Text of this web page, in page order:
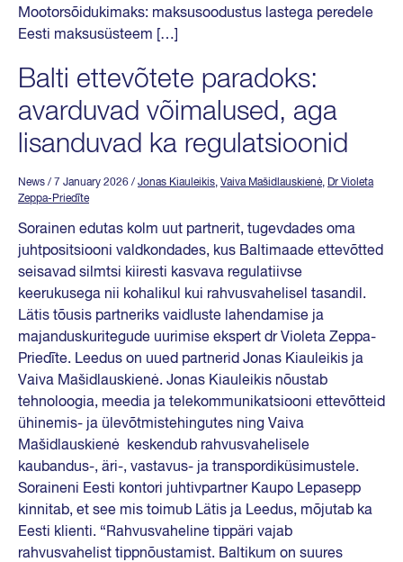
Mootorsõidukimaks: maksusoodustus lastega peredele
Eesti maksusüsteem […]
Balti ettevõtete paradoks:
avarduvad võimalused, aga
lisanduvad ka regulatsioonid
News / 7 January 2026 / Jonas Kiauleikis, Vaiva Mašidlauskienė, Dr Violeta
Zeppa-Priedīte
Sorainen edutas kolm uut partnerit, tugevdades oma
juhtpositsiooni valdkondades, kus Baltimaade ettevõtted
seisavad silmtsi kiiresti kasvava regulatiivse
keerukusega nii kohalikul kui rahvusvahelisel tasandil.
Lätis tõusis partneriks vaidluste lahendamise ja
majanduskuritegude uurimise ekspert dr Violeta Zeppa-
Priedīte. Leedus on uued partnerid Jonas Kiauleikis ja
Vaiva Mašidlauskienė. Jonas Kiauleikis nõustab
tehnoloogia, meedia ja telekommunikatsiooni ettevõtteid
ühinemis- ja ülevõtmistehingutes ning Vaiva
Mašidlauskienė keskendub rahvusvahelisele
kaubandus-, äri-, vastavus- ja transpordiküsimustele.
Soraineni Eesti kontori juhtivpartner Kaupo Lepasepp
kinnitab, et see mis toimub Lätis ja Leedus, mõjutab ka
Eesti klienti. “Rahvusvaheline tippäri vajab
rahvusvahelist tippnõustamist. Baltikum on suures